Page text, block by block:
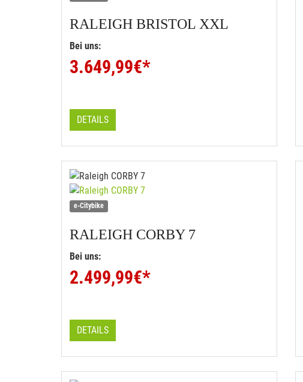
RALEIGH BRISTOL XXL
Bei uns:
3.649,99€*
DETAILS
e-Citybike
RALEIGH CORBY 7
Bei uns:
2.499,99€*
DETAILS